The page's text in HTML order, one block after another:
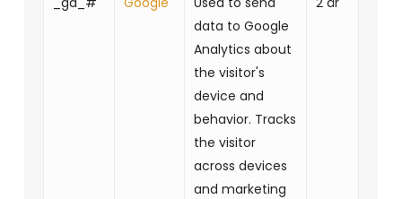
data to Google
Analytics about
the visitor's
device and
behavior. Tracks
the visitor
across devices
and marketing